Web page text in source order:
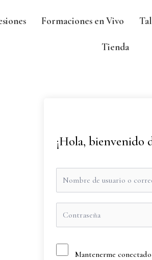
Formaciones en Vivo
Tienda
¡Hola, bienvenido
Mantenerme conectado